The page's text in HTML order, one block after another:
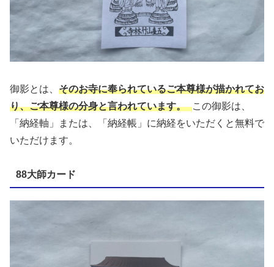
御影とは、 そのお寺に奉られているご本尊様が描かれてお
り、ご本尊様の分身と言われています。この御影は、
「納経軸」または、「納経帳」に納経をいただくと無料で
いただけます。
88大師カード